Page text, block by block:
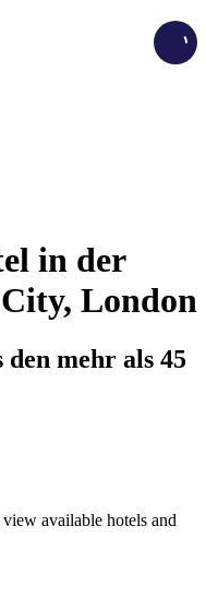
in der
London
den mehr als 45
available hotels and